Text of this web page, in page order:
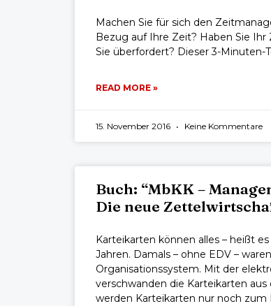
Machen Sie für sich den
Bezug auf Ihre Zeit? Haben Sie
Sie überfordert? Dieser 3-Minuten-
READ MORE »
15. November 2016 Keine Kommentare
Buch: “MbKK –
Die neue
Karteikarten können alles – heißt
Jahren. Damals – ohne EDV –
Organisationssystem. Mit der
verschwanden die Karteikarten
werden Karteikarten nur noch